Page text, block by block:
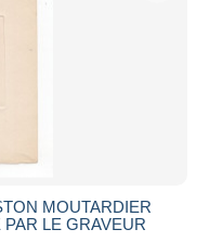
MOUTARDIER
PAR LE GRAVEUR